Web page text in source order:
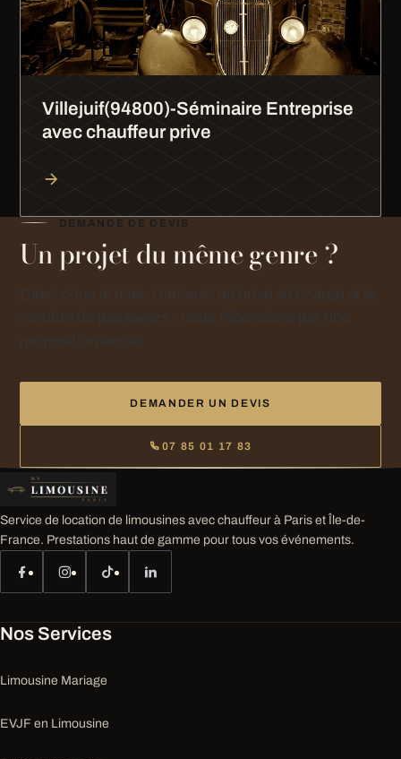
Villejuif(94800)-Séminaire Entreprise
avec chauffeur prive
DEMANDE DE DEVIS
Un projet du même genre ?
DEMANDER UN DEVIS
07 85 01 17 83
Service de location de limousines avec chauffeur à Paris et Île-de-
France. Prestations haut de gamme pour tous vos événements.
Nos Services
Limousine Mariage
EVJF en Limousine